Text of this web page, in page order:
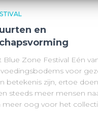
en
Blue Zone Festival Eén
voor
betekenis zijn, ertoe
steeds meer mensen
meer oog voor het